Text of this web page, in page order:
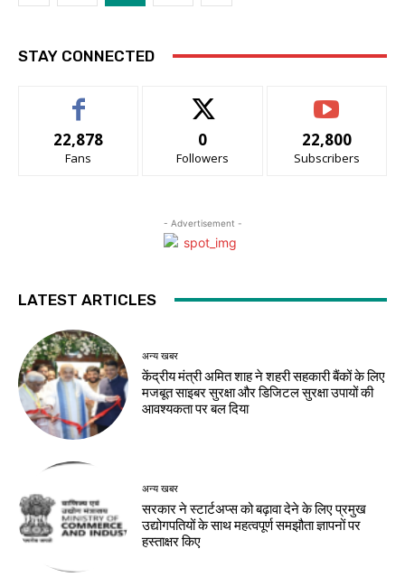
STAY CONNECTED
22,878
Fans
0
Followers
22,800
Subscribers
- Advertisement -
LATEST ARTICLES
अन्य खबर
केंद्रीय मंत्री अमित शाह ने शहरी सहकारी बैंकों के लिए
मजबूत साइबर सुरक्षा और डिजिटल सुरक्षा उपायों की
आवश्यकता पर बल दिया
अन्य खबर
सरकार ने स्टार्टअप्‍स को बढ़ावा देने के लिए प्रमुख
उद्योगपतियों के साथ महत्‍वपूर्ण समझौता ज्ञापनों पर
हस्‍ताक्षर किए